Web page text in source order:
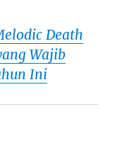
Death
Wajib
Ini